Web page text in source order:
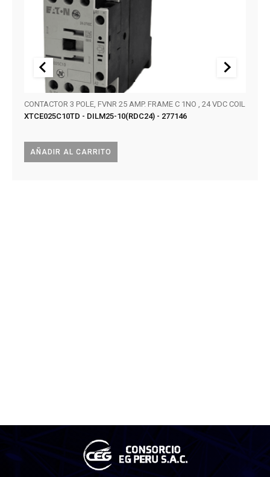
AÑADIR AL CARRITO
CONTACTOR 3 POLE, FVNR 25 AMP. FRAME C 1NO , 24 VDC COIL
XTCE025C10TD - DILM25-10(RDC24) - 277146